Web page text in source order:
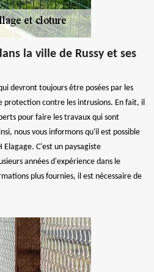
la ville de Russy et ses
devront toujours être posées par les
protection contre les intrusions. En fait, il
pour faire les travaux qui sont
nous vous informons qu'il est possible
Elagage. C'est un paysagiste
années d'expérience dans le
plus fournies, il est nécessaire de